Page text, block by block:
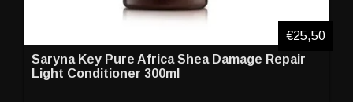
Saryna Key Pure Africa Shea Damage Repair
Light Conditioner 300ml
€25,50